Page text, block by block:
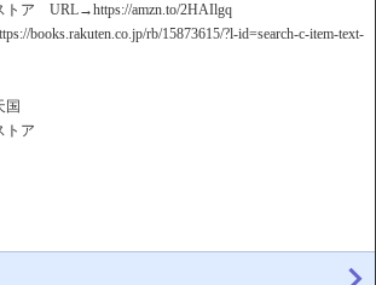
トア URL→https://amzn.to/2HAIlgq
books.rakuten.co.jp/rb/15873615/?l-id=search-c-item-text-
国
トア